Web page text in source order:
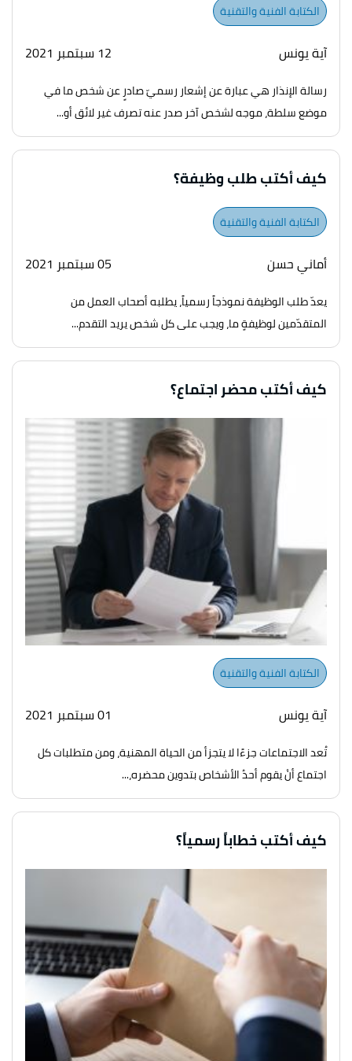
الكتابة الفنية والتقنية
آية يونس 12 سبتمبر 2021
رسالة الإنذار هي عبارة عن إشعار رسميّ صادرٍ عن شخص ما في
موضع سلطة، موجه لشخص آخر صدر عنه تصرف غير لائق أو...
كيف أكتب طلب وظيفة؟
الكتابة الفنية والتقنية
أماني حسن 05 سبتمبر 2021
يعدّ طلب الوظيفة نموذجاً رسمياً، يطلبه أصحاب العمل من
المتقدّمين لوظيفةٍ ما، ويجب على كل شخص يريد التقدم...
كيف أكتب محضر اجتماع؟
الكتابة الفنية والتقنية
آية يونس 01 سبتمبر 2021
تُعد الاجتماعات جزءًا لا يتجزأ من الحياة المهنية، ومن متطلبات كل
اجتماع أنْ يقوم أحدُ الأشخاص بتدوين محضره،...
كيف أكتب خطاباً رسمياً؟